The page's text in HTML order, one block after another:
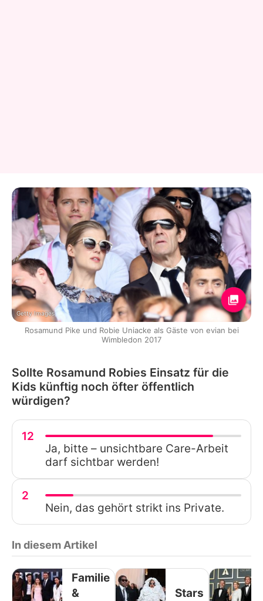
Getty Images
Rosamund Pike und Robie Uniacke als Gäste von evian bei
Wimbledon 2017
Sollte Rosamund Robies Einsatz für die
Kids künftig noch öfter öffentlich
würdigen?
12
Ja, bitte – unsichtbare Care-Arbeit
darf sichtbar werden!
2
Nein, das gehört strikt ins Private.
In diesem Artikel
Familie
&
Stars